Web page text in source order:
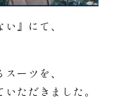
』にて、
ーツを、
ただきました。